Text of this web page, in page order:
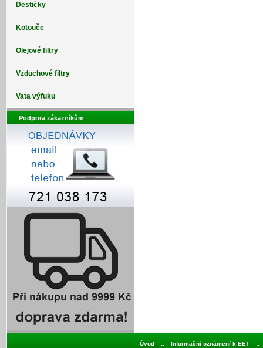
Destičky
Kotouče
Olejové filtry
Vzduchové filtry
Vata výfuku
Podpora zákazníkům
Úvod :: Informační oznámení k EET ::